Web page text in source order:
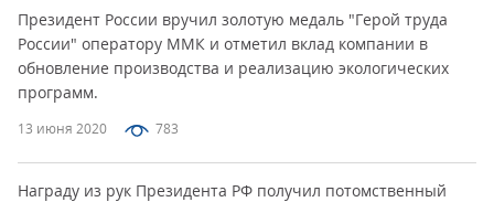
13 июня 2020 783
Президент России вручил золотую медаль "Герой труда
России" оператору ММК и отметил вклад компании в
обновление производства и реализацию экологических
программ.
Награду из рук Президента РФ получил потомственный